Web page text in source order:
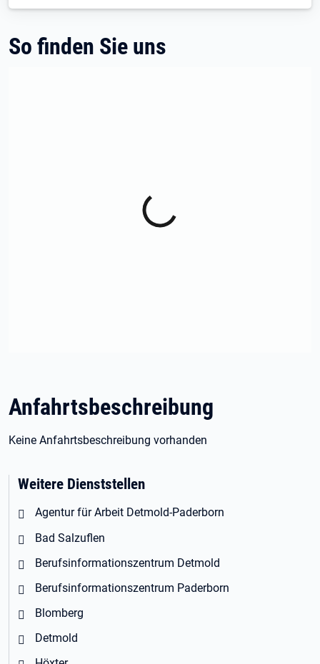
So finden Sie uns
Anfahrtsbeschreibung
Keine Anfahrtsbeschreibung vorhanden
Weitere Dienststellen
Agentur für Arbeit Detmold-Paderborn
Bad Salzuflen
Berufsinformationszentrum Detmold
Berufsinformationszentrum Paderborn
Blomberg
Detmold